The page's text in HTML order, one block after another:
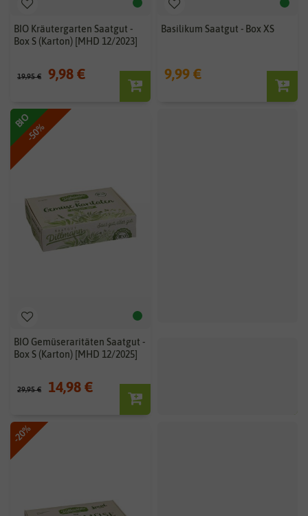
BIO Kräutergarten Saatgut -
Box S (Karton) [MHD 12/2023]
19,95 € 9,98 €
Basilikum Saatgut - Box XS
9,99 €
-50%
BIO
BIO Gemüseraritäten Saatgut -
Box S (Karton) [MHD 12/2025]
29,95 € 14,98 €
-20%